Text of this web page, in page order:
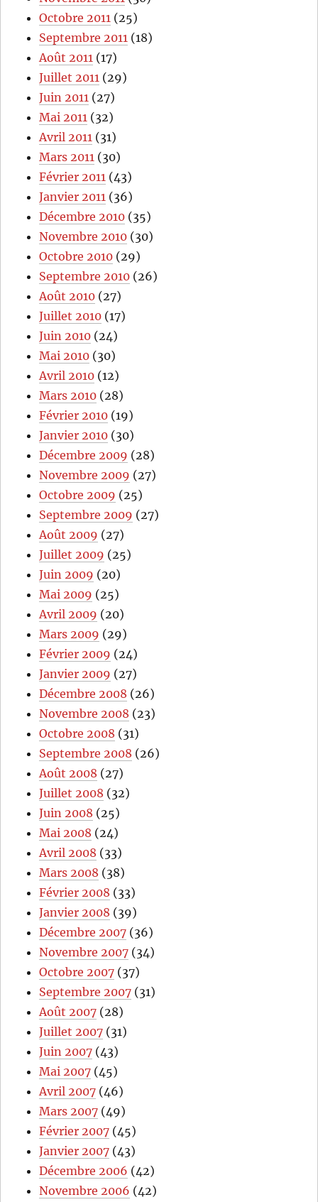
Octobre 2011 (25)
Septembre 2011 (18)
Août 2011 (17)
Juillet 2011 (29)
Juin 2011 (27)
Mai 2011 (32)
Avril 2011 (31)
Mars 2011 (30)
Février 2011 (43)
Janvier 2011 (36)
Décembre 2010 (35)
Novembre 2010 (30)
Octobre 2010 (29)
Septembre 2010 (26)
Août 2010 (27)
Juillet 2010 (17)
Juin 2010 (24)
Mai 2010 (30)
Avril 2010 (12)
Mars 2010 (28)
Février 2010 (19)
Janvier 2010 (30)
Décembre 2009 (28)
Novembre 2009 (27)
Octobre 2009 (25)
Septembre 2009 (27)
Août 2009 (27)
Juillet 2009 (25)
Juin 2009 (20)
Mai 2009 (25)
Avril 2009 (20)
Mars 2009 (29)
Février 2009 (24)
Janvier 2009 (27)
Décembre 2008 (26)
Novembre 2008 (23)
Octobre 2008 (31)
Septembre 2008 (26)
Août 2008 (27)
Juillet 2008 (32)
Juin 2008 (25)
Mai 2008 (24)
Avril 2008 (33)
Mars 2008 (38)
Février 2008 (33)
Janvier 2008 (39)
Décembre 2007 (36)
Novembre 2007 (34)
Octobre 2007 (37)
Septembre 2007 (31)
Août 2007 (28)
Juillet 2007 (31)
Juin 2007 (43)
Mai 2007 (45)
Avril 2007 (46)
Mars 2007 (49)
Février 2007 (45)
Janvier 2007 (43)
Décembre 2006 (42)
Novembre 2006 (42)